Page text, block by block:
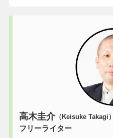
高木圭介（Keisuke Takagi）
フリーライター